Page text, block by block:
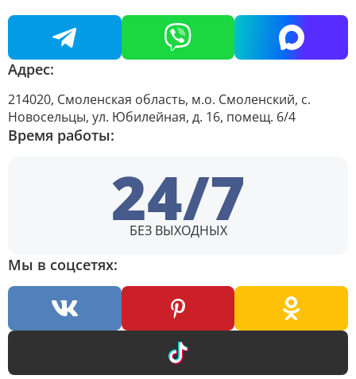
Адрес:
214020, Смоленская область, м.о. Смоленский, с.
Новосельцы, ул. Юбилейная, д. 16, помещ. 6/4
Время работы:
24/7
БЕЗ ВЫХОДНЫХ
Мы в соцсетях: